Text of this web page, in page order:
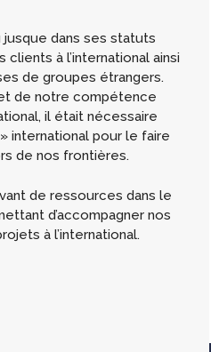
dans ses statuts
clients à l’international ainsi
de groupes étrangers.
de notre compétence
il était nécessaire
international pour le faire
de nos frontières.
de ressources dans le
d’accompagner nos
à l’international.